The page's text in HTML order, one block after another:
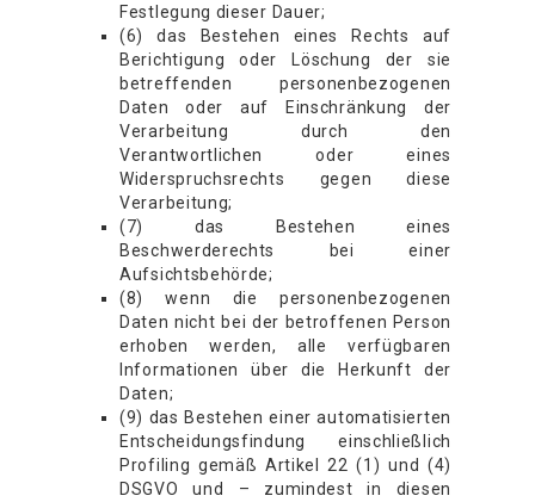
Festlegung dieser Dauer;
(6) das Bestehen eines Rechts auf
Berichtigung oder Löschung der sie
betreffenden personenbezogenen
Daten oder auf Einschränkung der
Verarbeitung durch den
Verantwortlichen oder eines
Widerspruchsrechts gegen diese
Verarbeitung;
(7) das Bestehen eines
Beschwerderechts bei einer
Aufsichtsbehörde;
(8) wenn die personenbezogenen
Daten nicht bei der betroffenen Person
erhoben werden, alle verfügbaren
Informationen über die Herkunft der
Daten;
(9) das Bestehen einer automatisierten
Entscheidungsfindung einschließlich
Profiling gemäß Artikel 22 (1) und (4)
DSGVO und – zumindest in diesen